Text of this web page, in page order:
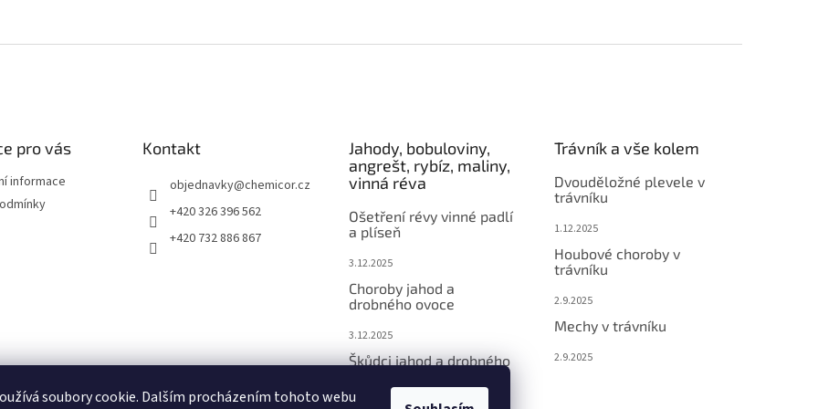
soubory cookie. Dalším procházením tohoto webu
pro vás
informace
Kontakt
objednavky@chemicor.cz
+420 326 396 562
+420 732 886 867
Jahody, bobuloviny,
angrešt, rybíz, maliny,
vinná réva
Ošetření révy vinné padlí
a plíseň
3.12.2025
Choroby jahod a
drobného ovoce
3.12.2025
Škůdci jahod a drobného
Trávník a vše kolem
Dvouděložné plevele v
trávníku
1.12.2025
Houbové choroby v
trávníku
2.9.2025
Mechy v trávníku
2.9.2025